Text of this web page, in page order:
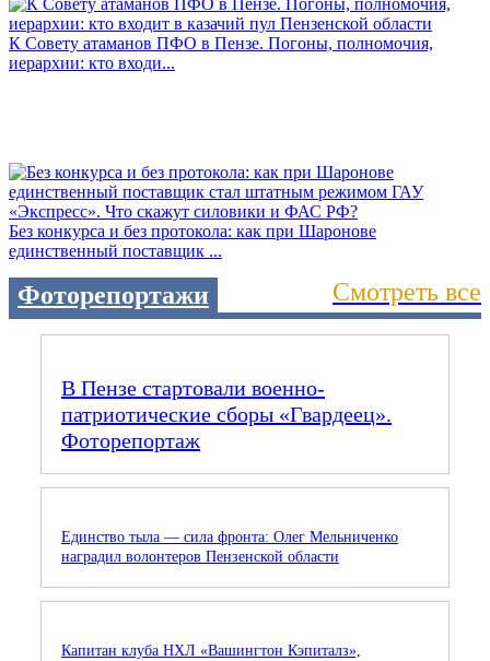
К Совету атаманов ПФО в Пензе. Погоны, полномочия,
иерархии: кто входи...
Без конкурса и без протокола: как при Шаронове
единственный поставщик ...
Фоторепортажи Смотреть все
В Пензе стартовали военно-
патриотические сборы «Гвардеец».
Фоторепортаж
Единство тыла — сила фронта: Олег Мельниченко
наградил волонтеров Пензенской области
Капитан клуба НХЛ «Вашингтон Кэпиталз»,